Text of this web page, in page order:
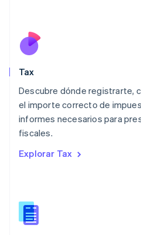
Tax
Descubre dónde registrarte,
el importe correcto de
informes necesarios para
fiscales.
Explorar Tax
Français
Malasia
English
México
Español
Noruega
English
Nueva Zelandia
English
English
Portugal